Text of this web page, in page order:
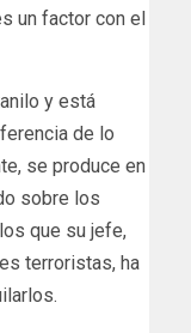
un factor con el
y está
de lo
se produce en
sobre los
que su jefe,
terroristas, ha